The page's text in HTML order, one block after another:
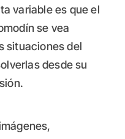
variable es que el
se vea
situaciones del
desde su